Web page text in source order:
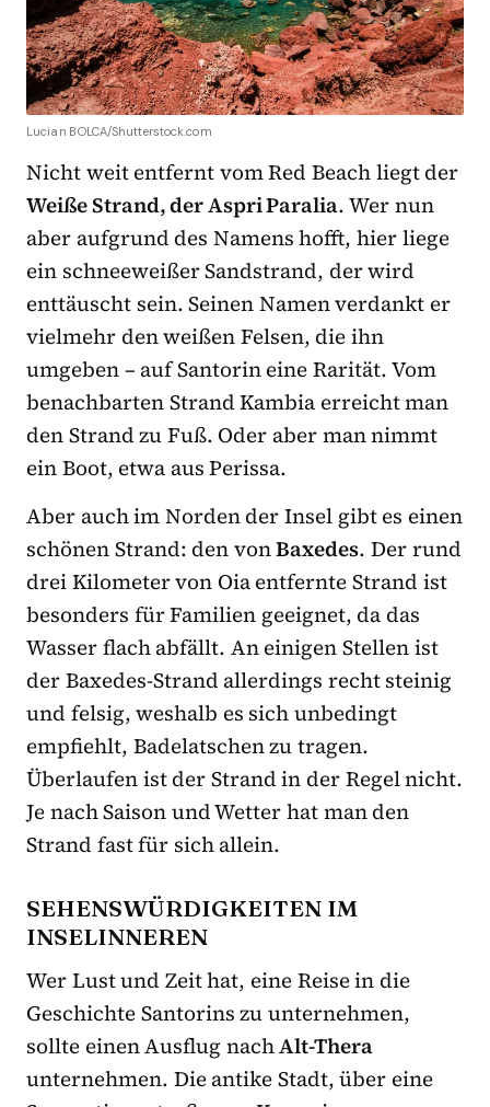
Lucian BOLCA/Shutterstock.com
Nicht weit entfernt vom Red Beach liegt der
Weiße Strand, der Aspri Paralia. Wer nun
aber aufgrund des Namens hofft, hier liege
ein schneeweißer Sandstrand, der wird
enttäuscht sein. Seinen Namen verdankt er
vielmehr den weißen Felsen, die ihn
umgeben – auf Santorin eine Rarität. Vom
benachbarten Strand Kambia erreicht man
den Strand zu Fuß. Oder aber man nimmt
ein Boot, etwa aus Perissa.
Aber auch im Norden der Insel gibt es einen
schönen Strand: den vonBaxedes. Der rund
drei Kilometer von Oia entfernte Strand ist
besonders für Familien geeignet, da das
Wasser flach abfällt. An einigen Stellen ist
der Baxedes-Strand allerdings recht steinig
und felsig, weshalb es sich unbedingt
empfiehlt, Badelatschen zu tragen.
Überlaufen ist der Strand in der Regel nicht.
Je nach Saison und Wetter hat man den
Strand fast für sich allein.
SEHENSWÜRDIGKEITEN IM
INSELINNEREN
Wer Lust und Zeit hat, eine Reise in die
Geschichte Santorins zu unternehmen,
sollte einen Ausflug nachAlt-Thera
unternehmen. Die antike Stadt, über eine